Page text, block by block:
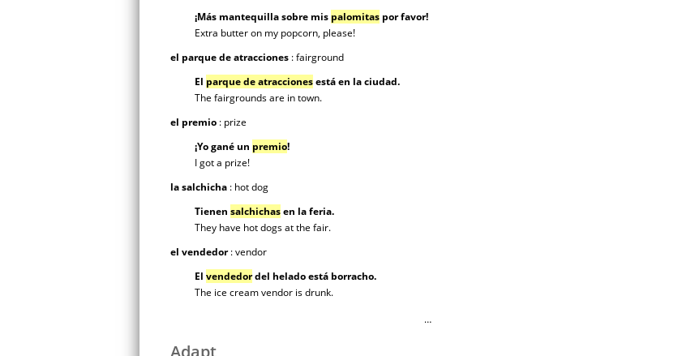
¡Más mantequilla sobre mis palomitas por favor!
Extra butter on my popcorn, please!
el parque de atracciones : fairground
El parque de atraccionesestá en la ciudad.
The fairgrounds are in town.
el premio : prize
¡Yo gané un premio!
I got a prize!
la salchicha : hot dog
Tienen salchichasen la feria.
They have hot dogs at the fair.
el vendedor: vendor
El vendedordel helado está borracho.
The ice cream vendor is drunk.
…
Adapt